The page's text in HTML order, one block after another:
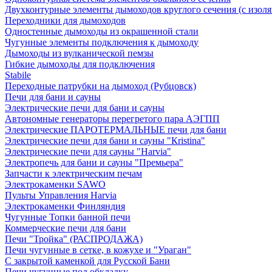
Двухконтурные элементы дымоходов круглого сечения (с
Переходники для дымоходов
Одностенные дымоходы из окрашенной стали
Чугунные элементы подключения к дымоходу
Дымоходы из вулканической пемзы
Гибкие дымоходы для подключения
Stabile
Переходные патрубки на дымоход (Рубцовск)
Печи для бани и сауны
Электрические печи для бани и сауны
Автономные генераторы перегретого пара АЭГПП
Электрические ПАРОТЕРМАЛЬНЫЕ печи для бани
Электрические печи для бани и сауны "Кristina"
Электрические печи для сауны "Harvia"
Электропечь для бани и сауны "Премьера"
Запчасти к электрическим печам
Электрокаменки SAWO
Пульты Управления Harvia
Электрокаменки Финляндия
Чугунные Топки банной печи
Коммерческие печи для бани
Печи "Тройка" (РАСПРОДАЖА)
Печи чугунные в сетке, в кожухе и "Ураган"
С закрытой каменкой для Русской Бани